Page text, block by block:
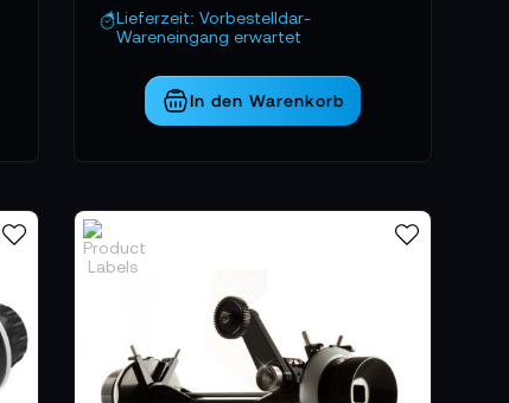
Lieferzeit: Vorbestelldar-
Wareneingang erwartet
In den Warenkorb